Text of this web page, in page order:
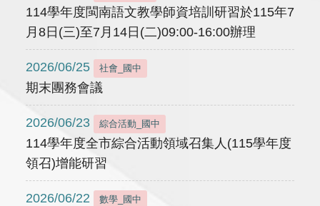
114學年度閩南語文教學師資培訓研習於115年7
月8日(三)至7月14日(二)09:00-16:00辦理
2026/06/25 社會_國中
期末團務會議
2026/06/23 綜合活動_國中
114學年度全市綜合活動領域召集人(115學年度
領召)增能研習
2026/06/22 數學_國中